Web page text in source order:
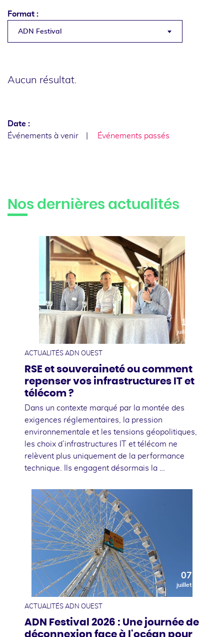
Format :
ADN Festival
Aucun résultat.
Date :
Événements à venir
Événements passés
Nos dernières actualités
10
juillet
ACTUALITÉS ADN OUEST
RSE et souveraineté ou comment
repenser vos infrastructures IT et
télécom ?
Dans un contexte marqué par la montée des
exigences réglementaires, la pression
environnementale et les tensions géopolitiques,
les choix d’infrastructures IT et télécom ne
relèvent plus uniquement de la performance
technique. Ils engagent désormais la …
07
juillet
ACTUALITÉS ADN OUEST
ADN Festival 2026 : Une journée de
déconnexion face à l'océan pour